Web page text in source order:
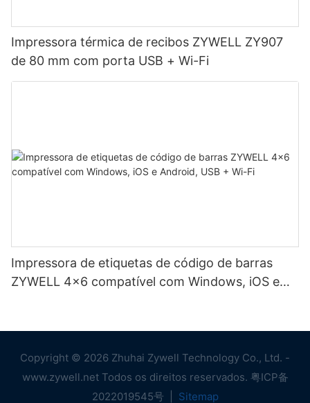
Impressora térmica de recibos ZYWELL ZY907
de 80 mm com porta USB + Wi-Fi
Impressora de etiquetas de código de barras
ZYWELL 4x6 compatível com Windows, iOS e
Copyright © 2026 Zhuhai Zywell Technology Co., Ltd. -
www.zywell.net Todos os direitos reservados. 粤ICP备
2022019545号
Sitemap